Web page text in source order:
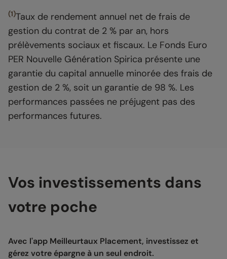
(1)Taux de rendement annuel net de frais de
gestion du contrat de 2 % par an, hors
prélèvements sociaux et fiscaux. Le Fonds Euro
PER Nouvelle Génération Spirica présente une
garantie du capital annuelle minorée des frais de
gestion de 2 %, soit un garantie de 98 %. Les
performances passées ne préjugent pas des
performances futures.
Vos investissements dans
votre poche
Avec l'app Meilleurtaux Placement, investissez et
gérez votre épargne à un seul endroit.